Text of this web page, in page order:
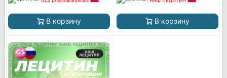
В корзину В корзину